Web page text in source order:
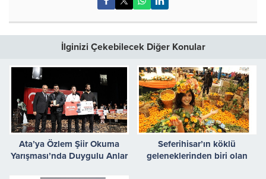
İlginizi Çekebilecek Diğer Konular
Ata’ya Özlem Şiir Okuma
Yarışması’nda Duygulu Anlar
Seferihisar’ın köklü
geleneklerinden biri olan